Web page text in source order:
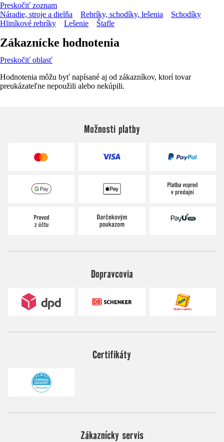
Preskočiť zoznam
Náradie, stroje a dielňa
Rebríky, schodíky, lešenia
Schodíky
Hliníkové rebríky
Lešenie Štafle
Zákaznícke hodnotenia
Preskočiť oblasť
Hodnotenia môžu byť napísané aj od zákazníkov, ktorí tovar
preukázateľne nepoužili alebo nekúpili.
Možnosti platby
Dopravcovia
Certifikáty
Zákaznícky servis